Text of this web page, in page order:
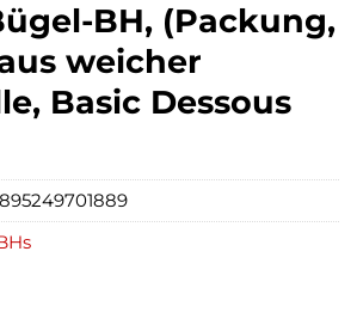
BH, (Packung,
weicher
Basic Dessous